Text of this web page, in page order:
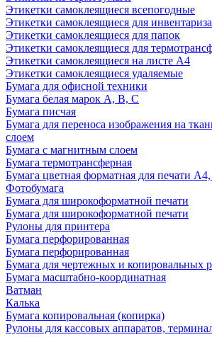
Этикетки самоклеящиеся всепогодные
Этикетки самоклеящиеся для
Этикетки самоклеящиеся для папок
Этикетки самоклеящиеся для
Этикетки самоклеящиеся на листе А4
Этикетки самоклеящиеся удаляемые
Бумага для офисной техники
Бумага белая марок А, В, С
Бумага писчая
Бумага для переноса изображения на
слоем
Бумага с магнитным слоем
Бумага термотрансферная
Бумага цветная форматная для печати
Фотобумага
Бумага для широкоформатной печати
Бумага для широкоформатной печати
Рулоны для принтера
Бумага перфорированная
Бумага перфорированная
Бумага для чертежных и копировальных
Бумага масштабно-координатная
Ватман
Калька
Бумага копировальная (копирка)
Рулоны для кассовых аппаратов,